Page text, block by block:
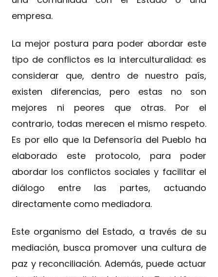
empresa.
La mejor postura para poder abordar este
tipo de conflictos es la interculturalidad: es
considerar que, dentro de nuestro país,
existen diferencias, pero estas no son
mejores ni peores que otras. Por el
contrario, todas merecen el mismo respeto.
Es por ello que la Defensoría del Pueblo ha
elaborado este protocolo, para poder
abordar los conflictos sociales y facilitar el
diálogo entre las partes, actuando
directamente como mediadora.
Este organismo del Estado, a través de su
mediación, busca promover una cultura de
paz y reconciliación. Además, puede actuar